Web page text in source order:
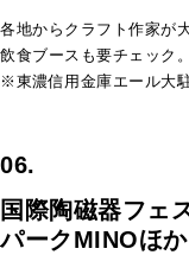
各地からクラフト作家が
飲食ブースも要チェック。
※東濃信用金庫エール大
06.
国際陶磁器フェ
パークMINOほか